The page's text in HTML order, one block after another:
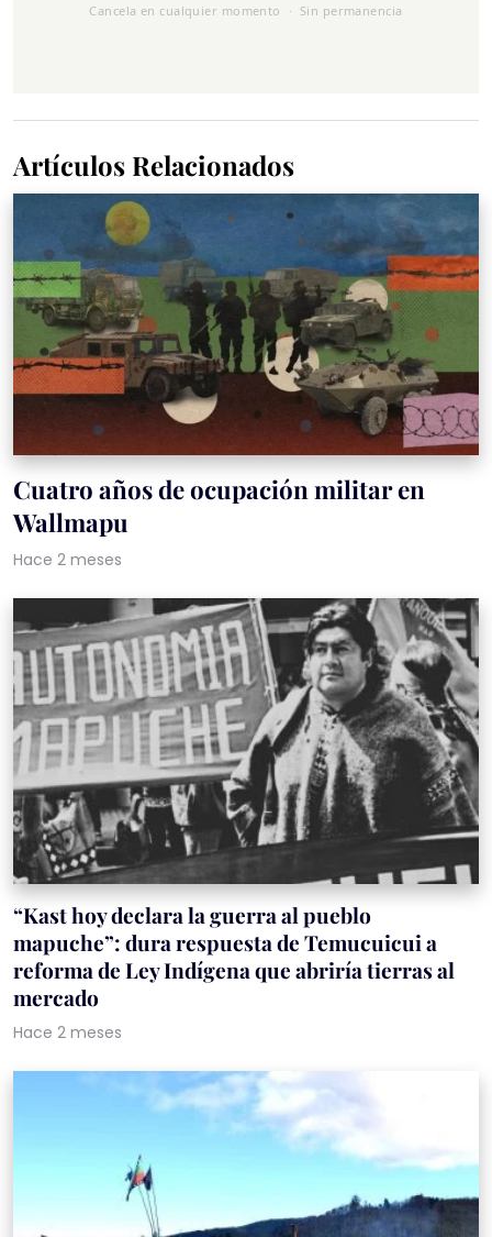
Cancela en cualquier momento · Sin permanencia
Artículos Relacionados
Cuatro años de ocupación militar en
Wallmapu
Hace 2 meses
“Kast hoy declara la guerra al pueblo
mapuche”: dura respuesta de Temucuicui a
reforma de Ley Indígena que abriría tierras al
mercado
Hace 2 meses